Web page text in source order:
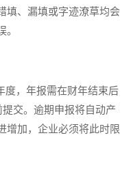
填、漏填或字迹潦草均会
，年报需在财年结束后
交。逾期申报将自动产
增加，企业必须将此时限